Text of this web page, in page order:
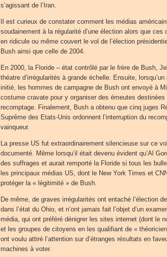
s’agissant de l’Iran.
Il est curieux de constater comment les médias
soudainement à la régularité d’une élection alors que ces
en ridicule ou même couvert le vol de l’élection
Bush ainsi que celle de 2004.
En 2000, la Floride – état contrôlé par le frère de Bush,
théatre d’irrégularités à grande échelle. Ensuite,
initié, les hommes de campagne de Bush ont envoyé à
costume cravate pour y organiser des émeutes
recomptage. Finalement, Bush a obtenu que cinq juges
Suprême des Etats-Unis ordonnent l’interruption du
vainqueur.
La presse US fut extraordinairement silencieuse sur ce
documenté. Même lorsqu’il était devenu évident qu’Al
des suffrages et aurait remporté la Floride si tous les
les principaux médias US, dont le New York Times et
protéger la « légitimité » de Bush.
De même, de graves irrégularités ont entaché l’élection
dans l’état du Ohio, et n’ont jamais fait l’objet d’un
média, qui ont préféré dénigrer les sites internet (dont le
et les groupes de citoyens en les qualifiant de «
ont voulu attiré l’attention sur d’étranges résultats en
machines à voter.